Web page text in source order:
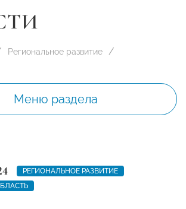
Региональное развитие
Меню раздела
РЕГИОНАЛЬНОЕ РАЗВИТИЕ